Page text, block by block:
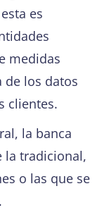
es
medidas
de los datos
clientes.
la banca
la tradicional,
o las que se